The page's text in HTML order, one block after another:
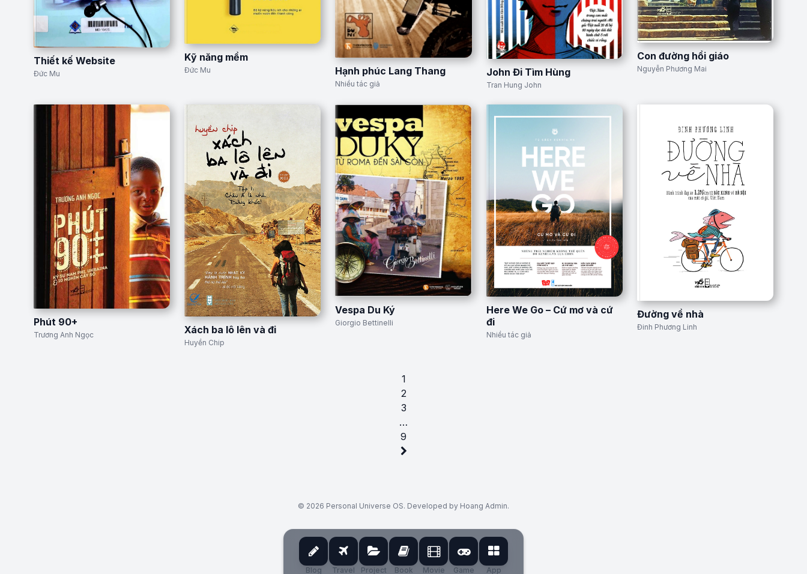
Thiết kế Website
Đức Mu
Kỹ năng mềm
Đức Mu Hạnh phúc Lang Thang
Nhiều tác giả
John Đi Tìm Hùng
Tran Hung John
Con đường hồi giáo
Nguyễn Phương Mai
Phút 90+
Trương Anh Ngọc Xách ba lô lên và đi
Huyền Chip
Vespa Du Ký
Giorgio Bettinelli
Here We Go – Cứ mơ và cứ
đi
Nhiều tác giả
Đường về nhà
Đinh Phương Linh
1
2
3
…
9
© 2026 Personal Universe OS. Developed by Hoang Admin.
Blog Travel Project Book Movie Game App